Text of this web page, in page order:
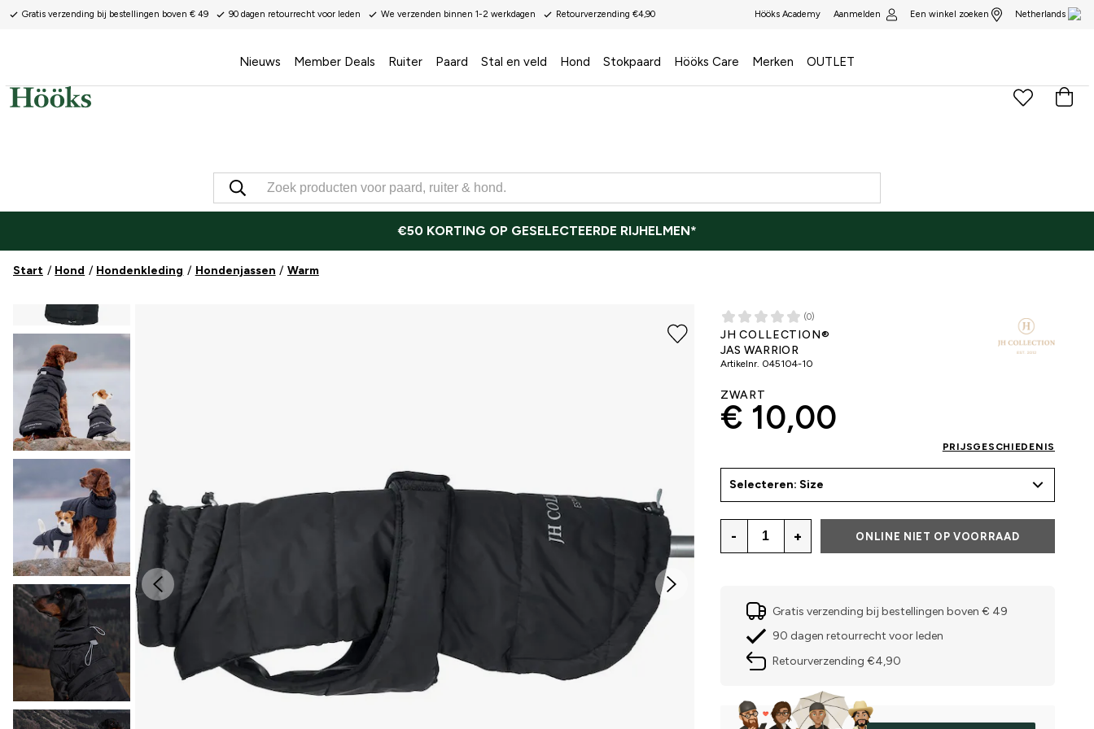
Gratis verzending bij bestellingen boven € 49 90 dagen retourrecht voor leden We verzenden binnen 1-2 werkdagen Retourverzending €4,90 Hööks Academy Aanmelden Een winkel zoeken Netherlands
Nieuws Member Deals Ruiter Paard Stal en veld Hond Stokpaard Hööks Care Merken OUTLET
€50 KORTING OP GESELECTEERDE RIJHELMEN*
Start Hond Hondenkleding Hondenjassen Warm
(0)
JH COLLECTION®
JAS WARRIOR
Artikelnr. 045104-10
ZWART
€ 10,00
PRIJSGESCHIEDENIS
Selecteren: Size
- + ONLINE NIET OP VOORRAAD
Gratis verzending bij bestellingen boven € 49
90 dagen retourrecht voor leden
Retourverzending €4,90